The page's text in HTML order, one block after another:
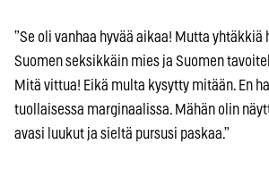
”Se oli vanhaa hyvää aikaa! Mutta yhtäkkiä
Suomen seksikkäin mies ja Suomen
Mitä vittua! Eikä multa kysytty mitään. En
tuollaisessa marginaalissa. Mähän olin
avasi luukut ja sieltä pursusi paskaa.”